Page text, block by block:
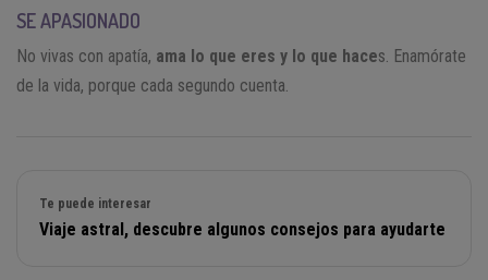
SE APASIONADO
No vivas con apatía, ama lo que eres y lo que haces. Enamórate
de la vida, porque cada segundo cuenta.
Te puede interesar
Viaje astral, descubre algunos consejos para ayudarte